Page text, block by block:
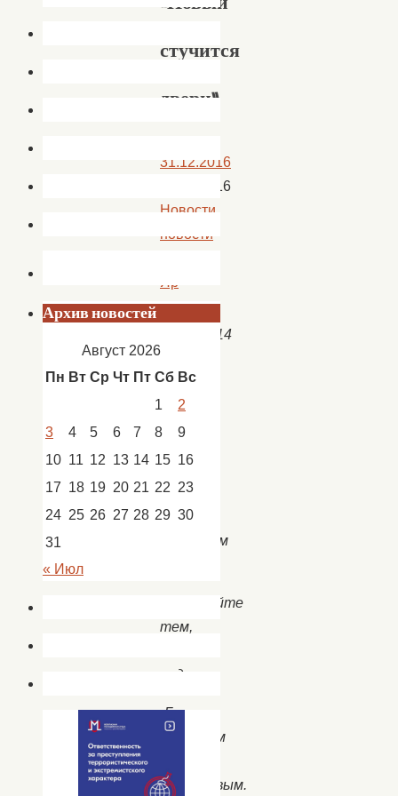
стучится
двери»
31.12.2016
31.12.2016
Новости
новости
Яр
год
очам
отрада
Нить
гирлянд
с
морозным
Пожелайте
тем,
рядом
Быть
здоровым
счастливым.
Архив новостей
Август 2026
Пн Вт Ср Чт Пт Сб Вс
1
2
3
4 5 6 7 8
9
10 11 12 13 14 15 16
17 18 19 20 21 22 23
24 25 26 27 28 29 30
31
« Июл